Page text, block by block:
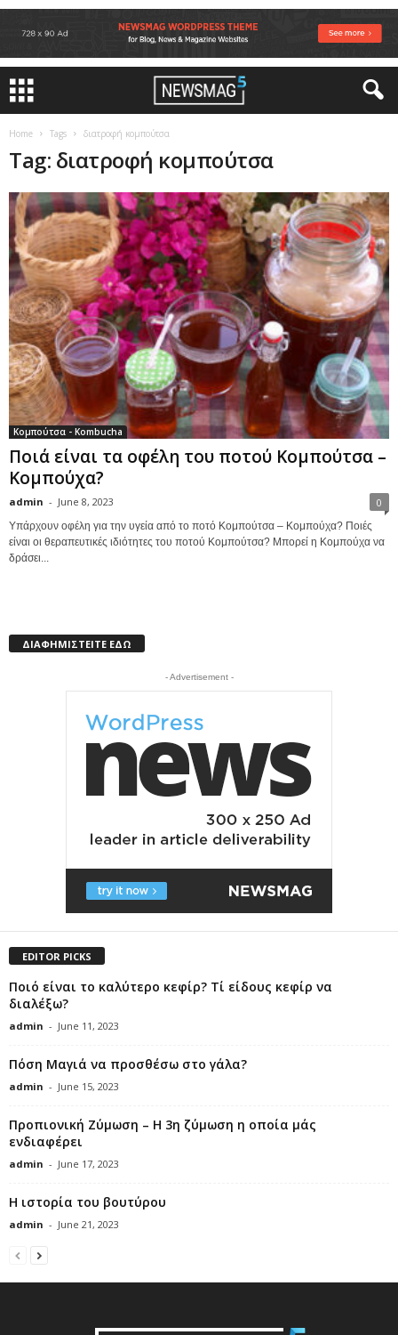
Home Tags διατροφή κομπούτσα
Tag: διατροφή κομπούτσα
Κομπούτσα - Kombucha
Ποιά είναι τα οφέλη του ποτού Κομπούτσα –
Κομπούχα?
admin - June 8, 2023 0
Υπάρχουν οφέλη για την υγεία από το ποτό Κομπούτσα – Κομπούχα? Ποιές
είναι οι θεραπευτικές ιδιότητες του ποτού Κομπούτσα? Μπορεί η Κομπούχα να
δράσει...
ΔΙΑΦΗΜΙΣΤΕΙΤΕ ΕΔΩ
- Advertisement -
EDITOR PICKS
Ποιό είναι το καλύτερο κεφίρ? Τί είδους κεφίρ να
διαλέξω?
admin - June 11, 2023
Πόση Μαγιά να προσθέσω στο γάλα?
admin - June 15, 2023
Προπιονική Ζύμωση – Η 3η ζύμωση η οποία μάς
ενδιαφέρει
admin - June 17, 2023
Η ιστορία του βουτύρου
admin - June 21, 2023